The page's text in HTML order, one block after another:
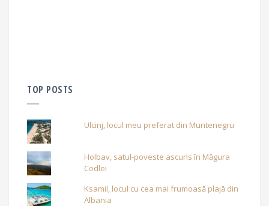
TOP POSTS
Ulcinj, locul meu preferat din Muntenegru
Holbav, satul-poveste ascuns în Măgura
Codlei
Ksamil, locul cu cea mai frumoasă plajă din
Albania